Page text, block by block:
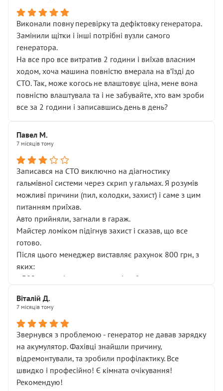
Виконали повну перевірку та дефіктовку генератора.
Замінили щітки і інші потрібні вузли самого
генератора.
На все про все витратив 2 години і виїхав власним
ходом, хоча машина повністю вмерала на вʼїзді до
СТО. Так, може когось не влаштовує ціна, мене вона
повністю влаштувала та і не забувайте, хто вам зроби
все за 2 години і записавшись день в день?
Павел М.
7 місяців тому
Записався на СТО виключно на діагностику
гальмівної системи через скрип у гальмах. Я розумів
можливі причини (пил, колодки, захист) і саме з цим
питанням приїхав.
Авто прийняли, загнали в гараж.
Майстер ломіком підігнув захист і сказав, що все
готово.
Після цього менеджер виставляє рахунок 800 грн, з
яких:
• 300 грн — діагностика гальмівної системи
НЕ погоджував
послуга. Тим більше, я був поруч і жодної реальної
діагностики ходової не проводилось. Після
зауваження гроші за цю “послугу” повернули, що
лише підтвердило мою правоту.
Але головне — я виїжджаю з боксу, і скрип у гальмах
залишився таким самим, як і був. Тобто оплачена
Віталій Д.
7 місяців тому
Звернувся з проблемою - генератор не давав зарядку
на акумулятор. Фахівці знайшли причину,
відремонтували, та зробили профілактику. Все
швидко і професійно! Є кімната очікування!
Рекомендую!